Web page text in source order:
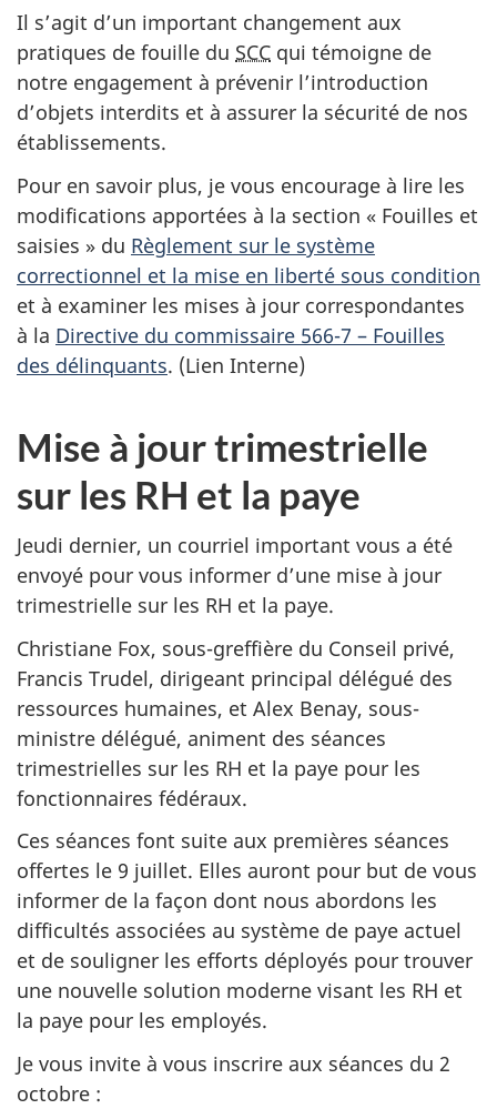
Il s’agit d’un important changement aux
pratiques de fouille du SCC qui témoigne de
notre engagement à prévenir l’introduction
d’objets interdits et à assurer la sécurité de nos
établissements.
Pour en savoir plus, je vous encourage à lire les
modifications apportées à la section « Fouilles et
saisies » du Règlement sur le système
correctionnel et la mise en liberté sous condition
et à examiner les mises à jour correspondantes
à la Directive du commissaire 566-7 – Fouilles
des délinquants. (Lien Interne)
Mise à jour trimestrielle
sur les RH et la paye
Jeudi dernier, un courriel important vous a été
envoyé pour vous informer d’une mise à jour
trimestrielle sur les RH et la paye.
Christiane Fox, sous-greffière du Conseil privé,
Francis Trudel, dirigeant principal délégué des
ressources humaines, et Alex Benay, sous-
ministre délégué, animent des séances
trimestrielles sur les RH et la paye pour les
fonctionnaires fédéraux.
Ces séances font suite aux premières séances
offertes le 9 juillet. Elles auront pour but de vous
informer de la façon dont nous abordons les
difficultés associées au système de paye actuel
et de souligner les efforts déployés pour trouver
une nouvelle solution moderne visant les RH et
la paye pour les employés.
Je vous invite à vous inscrire aux séances du 2
octobre :